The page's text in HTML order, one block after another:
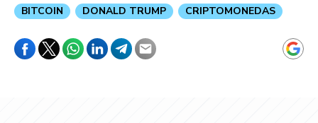
BITCOIN DONALD TRUMP CRIPTOMONEDAS